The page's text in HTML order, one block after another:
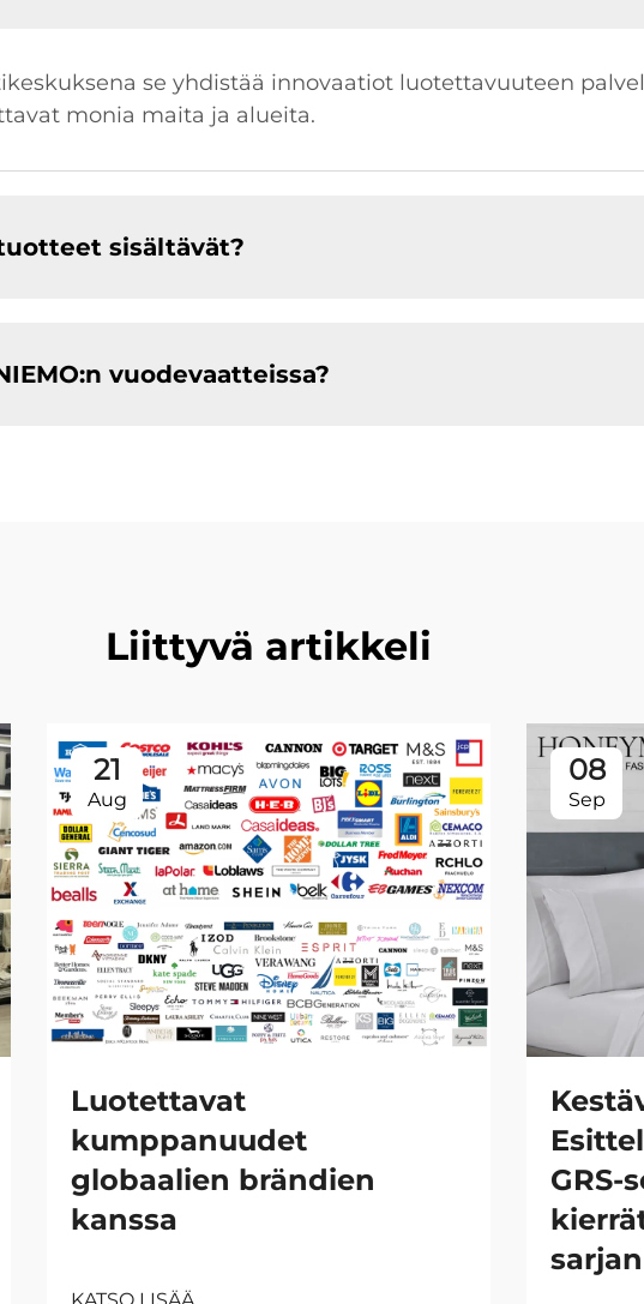
se yhdistää innovaatiot luotettavuuteen
monia maita ja alueita.
sisältävät?
vuodevaatteissa?
Liittyvä artikkeli
21
Aug
Luotettavat
kumppanuudet
globaalien brändien
kanssa
KATSO LISÄÄ
08
Sep
GRS-
sarjan